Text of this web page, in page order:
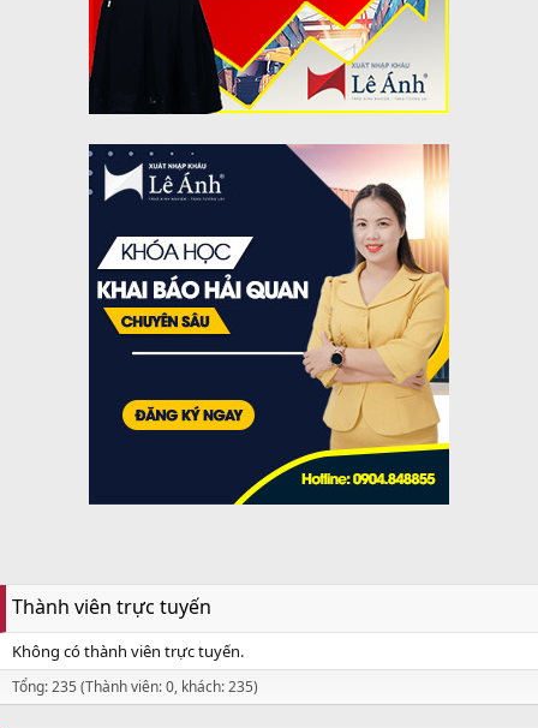
Thành viên trực tuyến
Không có thành viên trực tuyến.
Tổng: 235 (Thành viên: 0, khách: 235)